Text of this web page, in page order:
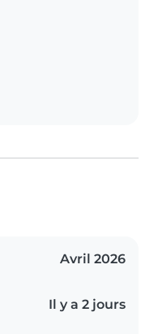
Avril 2026
Il y a 2 jours